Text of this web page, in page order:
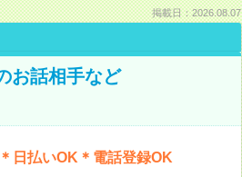
掲載日：2026.08.07
お話相手など
日払いOK＊電話登録OK